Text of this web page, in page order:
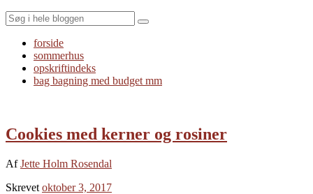
Search
forside
sommerhus
opskriftindeks
bag bagning med budget mm
Cookies med kerner og rosiner
AfJette Holm Rosendal
Skrevet oktober 3, 2017